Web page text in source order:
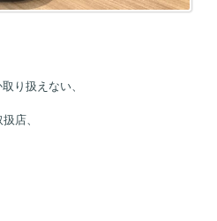
り扱えない、
店、